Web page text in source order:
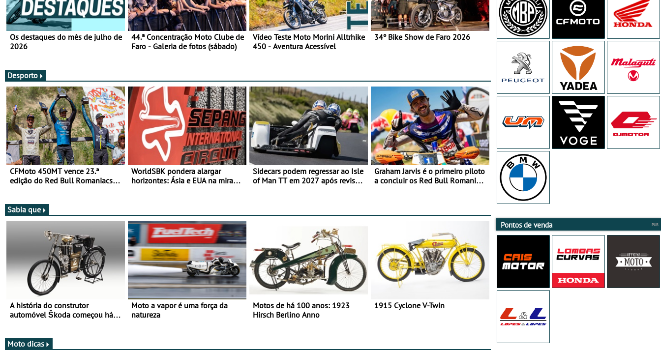
Os destaques do mês de julho de
2026
44.ª Concentração Moto Clube de
Faro - Galeria de fotos (sábado)
Vídeo Teste Moto Morini Alltrhike
450 - Aventura Acessível
34º Bike Show de Faro 2026
Desporto
CFMoto 450MT vence 23.ª
edição do Red Bull Romaniacs
WorldSBK pondera alargar
horizontes: Ásia e EUA na mira
Sidecars podem regressar ao Isle
of Man TT em 2027 após revisão
Graham Jarvis é o primeiro piloto
a concluir os Red Bull Romaniacs
Sabia que
A história do construtor
automóvel Škoda começou há
Moto a vapor é uma força da
natureza
Motos de há 100 anos: 1923
Hirsch Berlino Anno
1915 Cyclone V-Twin
Moto dicas
Pontos de venda